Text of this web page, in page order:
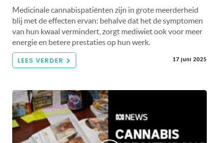
Medicinale cannabispatiënten zijn in grote meerderheid
blij met de effecten ervan: behalve dat het de symptomen
van hun kwaal vermindert, zorgt mediwiet ook voor meer
energie en betere prestaties op hun werk.
LEES VERDER 17 juni 2025